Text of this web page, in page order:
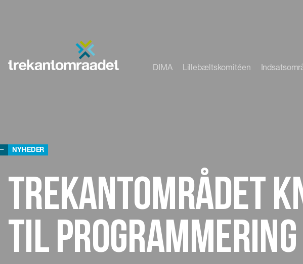
DIMA Lillebæltskomitéen
NYHEDER
Trekantområdet
til programmering